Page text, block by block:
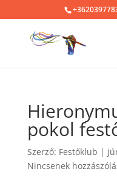
pokol
Szerző: Festőklub |
Nincsenek